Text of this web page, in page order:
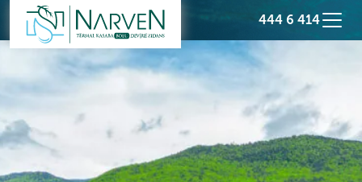
444 6 414